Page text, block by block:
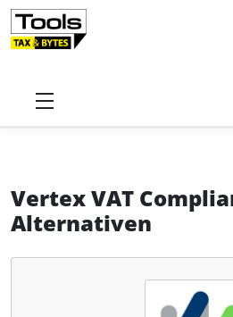
Startseite
Vertex VAT
Alternativen